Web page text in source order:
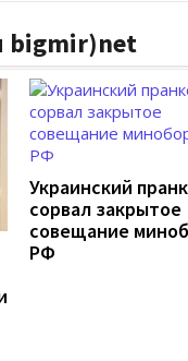
bigmir)net
Украинский
сорвал закрытое
совещание
РФ